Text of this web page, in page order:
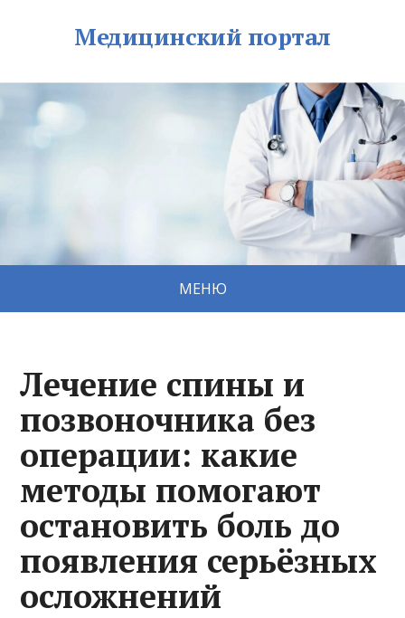
Медицинский портал
МЕНЮ
Лечение спины и
позвоночника без
операции: какие
методы помогают
остановить боль до
появления серьёзных
осложнений